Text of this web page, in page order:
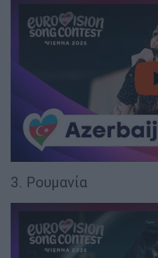
3. Ρουμανία